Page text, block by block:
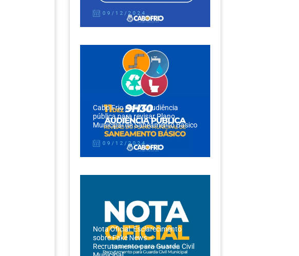
09/12/2024
Cabo Frio realiza audiência
pública para revisar Plano
Municipal de Saneamento Básico
09/12/2024
Nota Oficial: Esclarecimento
sobre Fake News –
Recrutamento para Guarda Civil